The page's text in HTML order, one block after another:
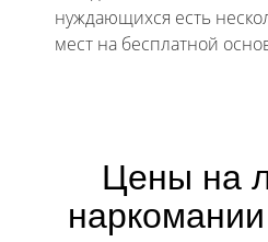
нуждающихся есть
мест на бесплатной
Цены на